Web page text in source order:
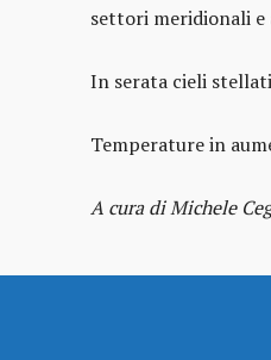
settori meridionali e
In serata cieli
Temperature in
A cura di Michele